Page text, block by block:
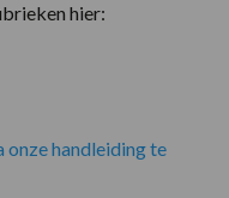
hier:
onze handleiding te